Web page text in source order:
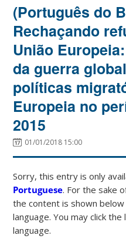
(Português do
Rechaçando
União
da guerra
políticas
Europeia no
2015
01/01/2018 15:00
Sorry, this entry is only
Portuguese. For the sake
the content is shown
language. You may click
language.